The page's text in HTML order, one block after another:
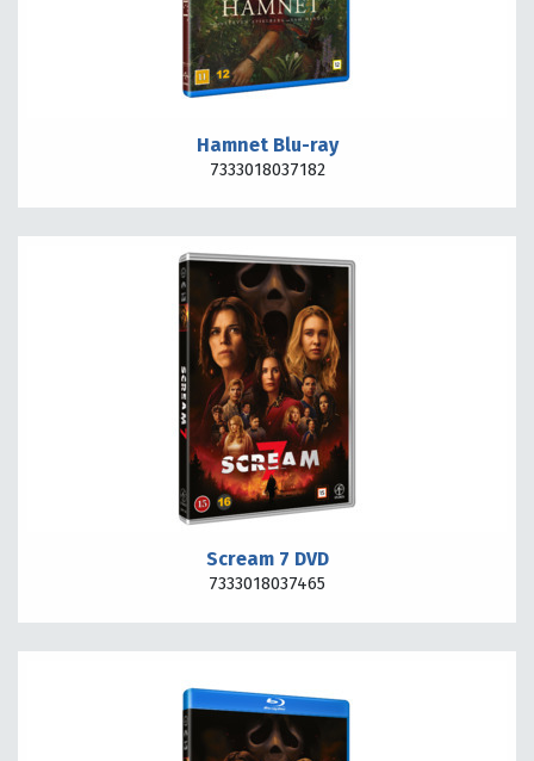
Hamnet Blu-ray
7333018037182
Scream 7 DVD
7333018037465